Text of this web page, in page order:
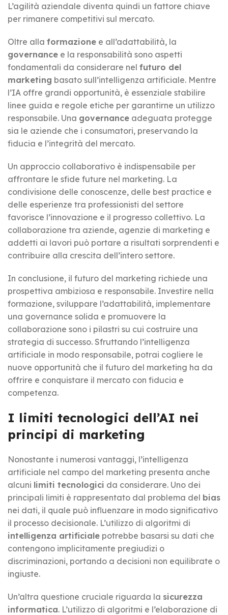
L’agilità aziendale diventa quindi un fattore chiave
per rimanere competitivi sul mercato.
Oltre alla formazione e all’adattabilità, la
governance e la responsabilità sono aspetti
fondamentali da considerare nel futuro del
marketing basato sull’intelligenza artificiale. Mentre
l’IA offre grandi opportunità, è essenziale stabilire
linee guida e regole etiche per garantirne un utilizzo
responsabile. Una governance adeguata protegge
sia le aziende che i consumatori, preservando la
fiducia e l’integrità del mercato.
Un approccio collaborativo è indispensabile per
affrontare le sfide future nel marketing. La
condivisione delle conoscenze, delle best practice e
delle esperienze tra professionisti del settore
favorisce l’innovazione e il progresso collettivo. La
collaborazione tra aziende, agenzie di marketing e
addetti ai lavori può portare a risultati sorprendenti e
contribuire alla crescita dell’intero settore.
In conclusione, il futuro del marketing richiede una
prospettiva ambiziosa e responsabile. Investire nella
formazione, sviluppare l’adattabilità, implementare
una governance solida e promuovere la
collaborazione sono i pilastri su cui costruire una
strategia di successo. Sfruttando l’intelligenza
artificiale in modo responsabile, potrai cogliere le
nuove opportunità che il futuro del marketing ha da
offrire e conquistare il mercato con fiducia e
competenza.
I limiti tecnologici dell’AI nei
principi di marketing
Nonostante i numerosi vantaggi, l’intelligenza
artificiale nel campo del marketing presenta anche
alcuni limiti tecnologici da considerare. Uno dei
principali limiti è rappresentato dal problema del bias
nei dati, il quale può influenzare in modo significativo
il processo decisionale. L’utilizzo di algoritmi di
intelligenza artificiale potrebbe basarsi su dati che
contengono implicitamente pregiudizi o
discriminazioni, portando a decisioni non equilibrate o
ingiuste.
Un’altra questione cruciale riguarda la sicurezza
informatica. L’utilizzo di algoritmi e l’elaborazione di